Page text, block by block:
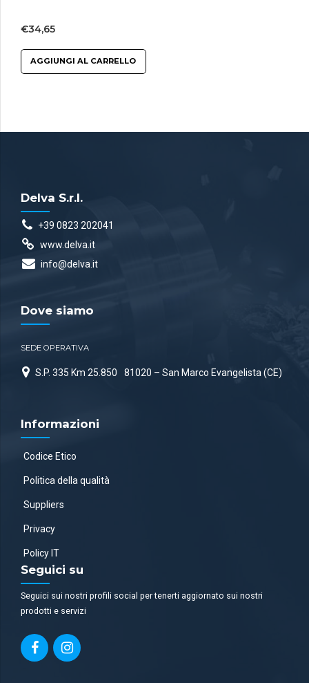
€34,65
AGGIUNGI AL CARRELLO
Delva S.r.l.
+39 0823 202041
www.delva.it
info@delva.it
Dove siamo
SEDE OPERATIVA
S.P. 335 Km 25.850 81020 – San Marco Evangelista (CE)
Informazioni
Codice Etico
Politica della qualità
Suppliers
Privacy
Policy IT
Seguici su
Seguici sui nostri profili social per tenerti aggiornato sui nostri
prodotti e servizi